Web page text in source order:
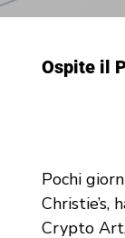
Ospite il
Pochi
Crypto